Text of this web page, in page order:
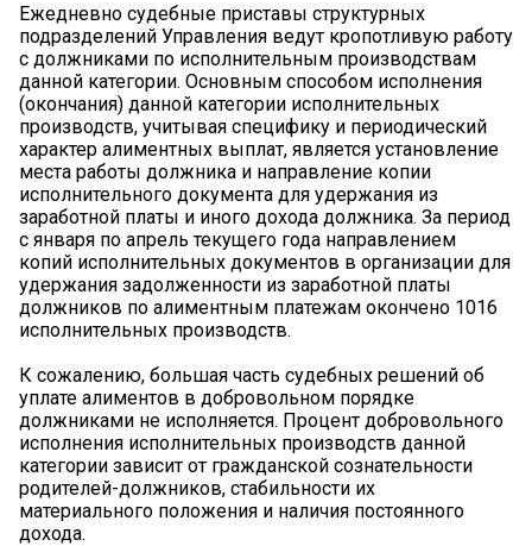
Ежедневно судебные приставы структурных
подразделений Управления ведут кропотливую работу
с должниками по исполнительным производствам
данной категории. Основным способом исполнения
(окончания) данной категории исполнительных
производств, учитывая специфику и периодический
характер алиментных выплат, является установление
места работы должника и направление копии
исполнительного документа для удержания из
заработной платы и иного дохода должника. За период
с января по апрель текущего года направлением
копий исполнительных документов в организации для
удержания задолженности из заработной платы
должников по алиментным платежам окончено 1016
исполнительных производств.
К сожалению, большая часть судебных решений об
уплате алиментов в добровольном порядке
должниками не исполняется. Процент добровольного
исполнения исполнительных производств данной
категории зависит от гражданской сознательности
родителей-должников, стабильности их
материального положения и наличия постоянного
дохода.